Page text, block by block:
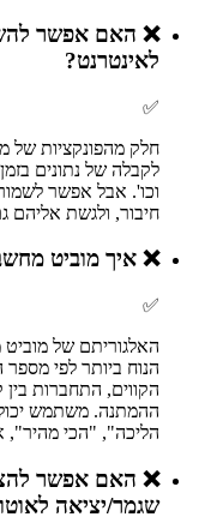
❌ האם אפשר
לאינטרנט?
✅
חלק מהפונקציות של
לקבלה של נתונים
וכו'. אבל אפשר
חיבור, ולגשת אליהם
❌ איך מוביט
✅
האלגוריתם של
הנוח ביותר לפי
הקווים, התחברות בין
ההמתנה. משתמש
הליכה", "הכי מהיר",
❌
שגמר/יציאה